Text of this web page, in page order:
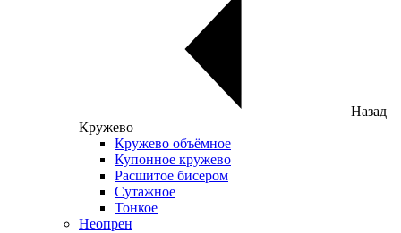
Назад
Кружево
Кружево объёмное
Купонное кружево
Расшитое бисером
Сутажное
Тонкое
Неопрен